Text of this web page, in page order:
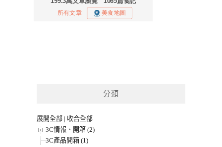
分類
展開全部 | 收合全部
3C情報、開箱 (2)
3C產品開箱 (1)